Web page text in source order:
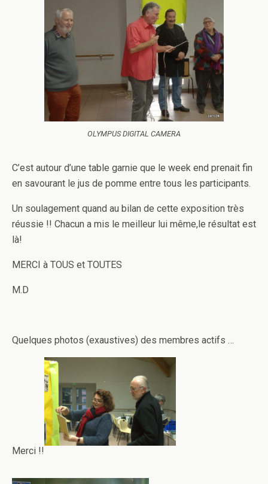
OLYMPUS DIGITAL CAMERA
C’est autour d’une table garnie que le week end prenait fin
en savourant le jus de pomme entre tous les participants.
Un soulagement quand au bilan de cette exposition très
réussie !! Chacun a mis le meilleur lui même,le résultat est
là!
MERCI à TOUS et TOUTES
M.D
Quelques photos (exaustives) des membres actifs …
Merci !!